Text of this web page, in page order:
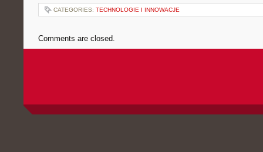
CATEGORIES: TECHNOLOGIE I INNOWACJE
Comments are closed.